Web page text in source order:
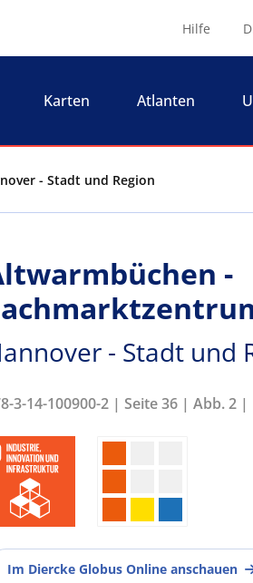
Hilfe
Karten Atlanten
- Stadt und Region
-
- Stadt und
3-14-100900-2 | Seite 36 | Abb. 2
Im Diercke Globus Online anschauen